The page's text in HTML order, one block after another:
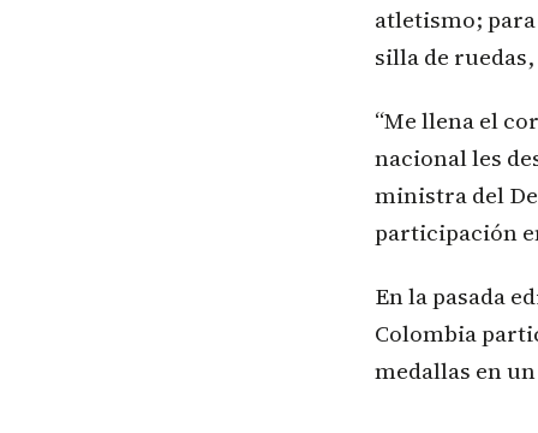
atletismo;
silla de
“Me llena el
nacional les
ministra del
participación
En la pasada
Colombia
medallas en